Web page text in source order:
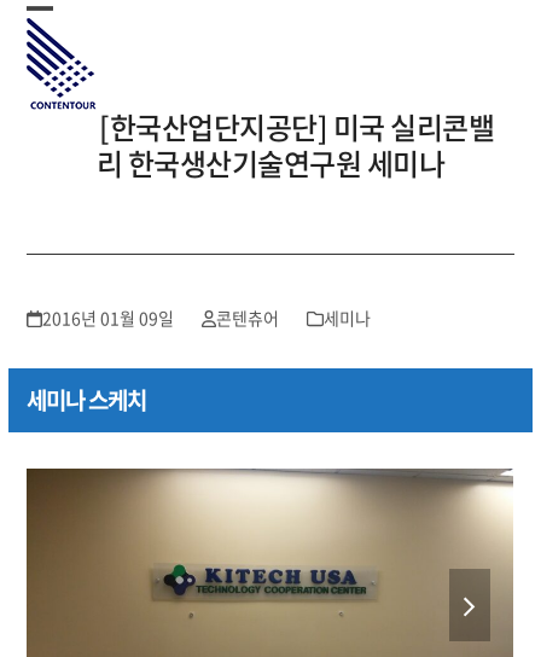
Skip
content
Open
mobile
menu
Close
mobile
menu[한국산업단지공단] 미국 실리콘밸
리 한국생산기술연구원 세미나
2016년 01월 09일 콘텐츄어 세미나
세미나 스케치
next
slide